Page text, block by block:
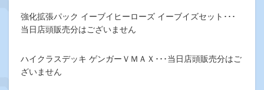
強化拡張パック イーブイヒーローズ イーブイズセット･･･
当日店頭販売分はございません
ハイクラスデッキ ゲンガーＶＭＡＸ･･･当日店頭販売分はご
ざいません